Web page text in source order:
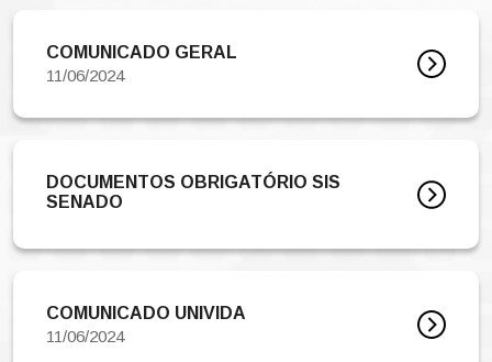
COMUNICADO GERAL
11/06/2024
DOCUMENTOS OBRIGATÓRIO SIS
SENADO
COMUNICADO UNIVIDA
11/06/2024